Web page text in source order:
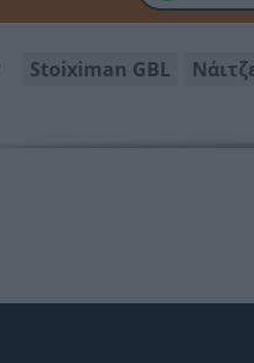
Stoiximan GBL